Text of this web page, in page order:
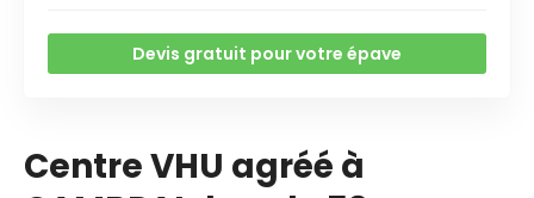
Devis gratuit pour votre épave
Centre VHU agréé à